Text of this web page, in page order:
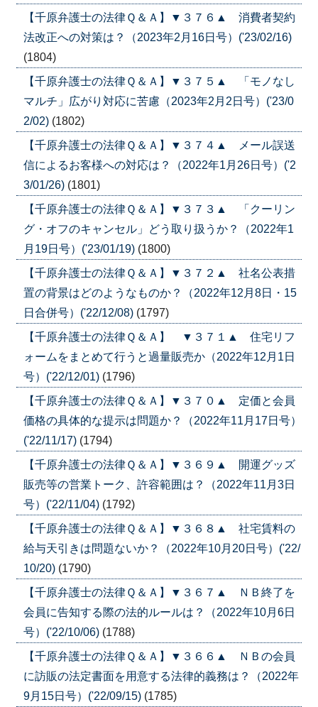
【千原弁護士の法律Ｑ＆Ａ】▼３７６▲ 消費者契約
法改正への対策は？（2023年2月16日号）('23/02/16)
(1804)
【千原弁護士の法律Ｑ＆Ａ】▼３７５▲ 「モノなし
マルチ」広がり対応に苦慮（2023年2月2日号）('23/0
2/02) (1802)
【千原弁護士の法律Ｑ＆Ａ】▼３７４▲ メール誤送
信によるお客様への対応は？（2022年1月26日号）('2
3/01/26) (1801)
【千原弁護士の法律Ｑ＆Ａ】▼３７３▲ 「クーリン
グ・オフのキャンセル」どう取り扱うか？（2022年1
月19日号）('23/01/19) (1800)
【千原弁護士の法律Ｑ＆Ａ】▼３７２▲ 社名公表措
置の背景はどのようなものか？（2022年12月8日・15
日合併号）('22/12/08) (1797)
【千原弁護士の法律Ｑ＆Ａ】 ▼３７１▲ 住宅リフ
ォームをまとめて行うと過量販売か（2022年12月1日
号）('22/12/01) (1796)
【千原弁護士の法律Ｑ＆Ａ】▼３７０▲ 定価と会員
価格の具体的な提示は問題か？（2022年11月17日号）
('22/11/17) (1794)
【千原弁護士の法律Ｑ＆Ａ】▼３６９▲ 開運グッズ
販売等の営業トーク、許容範囲は？（2022年11月3日
号）('22/11/04) (1792)
【千原弁護士の法律Ｑ＆Ａ】▼３６８▲ 社宅賃料の
給与天引きは問題ないか？（2022年10月20日号）('22/
10/20) (1790)
【千原弁護士の法律Ｑ＆Ａ】▼３６７▲ ＮＢ終了を
会員に告知する際の法的ルールは？（2022年10月6日
号）('22/10/06) (1788)
【千原弁護士の法律Ｑ＆Ａ】▼３６６▲ ＮＢの会員
に訪販の法定書面を用意する法律的義務は？（2022年
9月15日号）('22/09/15) (1785)